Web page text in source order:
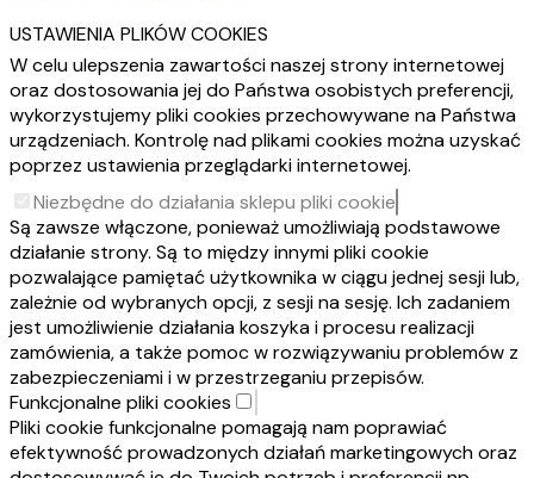
USTAWIENIA PLIKÓW COOKIES
W celu ulepszenia zawartości naszej strony internetowej
oraz dostosowania jej do Państwa osobistych preferencji,
wykorzystujemy pliki cookies przechowywane na Państwa
urządzeniach. Kontrolę nad plikami cookies można uzyskać
poprzez ustawienia przeglądarki internetowej.
Niezbędne do działania sklepu pliki cookie
Są zawsze włączone, ponieważ umożliwiają podstawowe
działanie strony. Są to między innymi pliki cookie
pozwalające pamiętać użytkownika w ciągu jednej sesji lub,
zależnie od wybranych opcji, z sesji na sesję. Ich zadaniem
jest umożliwienie działania koszyka i procesu realizacji
zamówienia, a także pomoc w rozwiązywaniu problemów z
zabezpieczeniami i w przestrzeganiu przepisów.
Funkcjonalne pliki cookies
Pliki cookie funkcjonalne pomagają nam poprawiać
efektywność prowadzonych działań marketingowych oraz